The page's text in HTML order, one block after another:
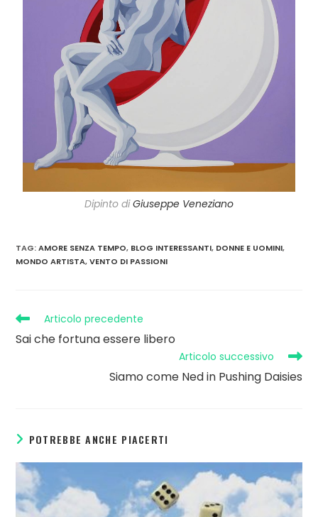
Dipinto diGiuseppe Veneziano
TAG:AMORE SENZA TEMPO, BLOG INTERESSANTI, DONNE E UOMINI,
MONDO ARTISTA, VENTO DI PASSIONI
Articolo precedente
Sai che fortuna essere libero
Articolo successivo
Siamo come Ned in Pushing Daisies
POTREBBE ANCHE PIACERTI